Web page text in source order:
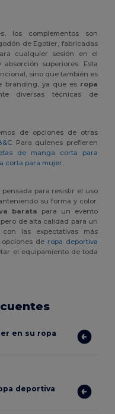
los complementos son
de Egotier, fabricadas
cualquier sesión en el
superiores. Esta
sino que también es
branding, ya que es ropa
diversas técnicas de
de opciones de otras
. Para quienes prefieren
de manga corta para
corta para mujer.
pensada para resistir el uso
su forma y color.
barata para un evento
pero de alta calidad para un
las expectativas más
de ropa deportiva
el equipamiento de toda
en su ropa
deportiva